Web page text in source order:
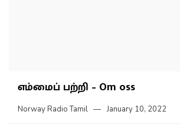
எம்மைப் பற்றி – Om oss
Norway Radio Tamil January 10, 2022